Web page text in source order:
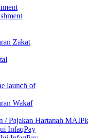
Zakat
launch of
Wakaf
/ Pajakan Hartanah MAIPk
InfaqPay